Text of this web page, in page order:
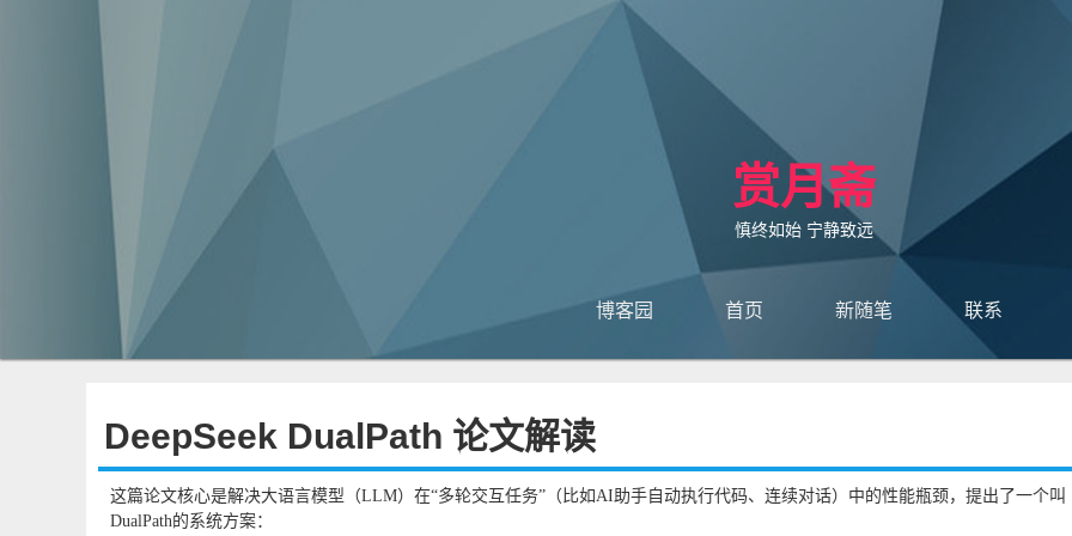
赏月斋
慎终如始 宁静致远
博客园 首页 新随笔 联系
DeepSeek DualPath 论文解读
这篇论文核心是解决大语言模型（LLM）在“多轮交互任务”（比如AI助手自动执行代码、连续对话）中的性能瓶颈，提出了一个叫
DualPath的系统方案：